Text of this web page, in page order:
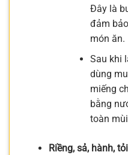
Đây là
đảm
món ăn.
Sau khi
dùng
miếng
bằng
toàn
Riềng, sả, hành,